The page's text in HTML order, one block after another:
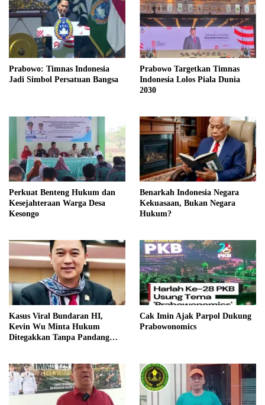
Prabowo: Timnas Indonesia
Jadi Simbol Persatuan Bangsa
Prabowo Targetkan Timnas
Indonesia Lolos Piala Dunia
2030
Perkuat Benteng Hukum dan
Kesejahteraan Warga Desa
Kesongo
Benarkah Indonesia Negara
Kekuasaan, Bukan Negara
Hukum?
Kasus Viral Bundaran HI,
Kevin Wu Minta Hukum
Ditegakkan Tanpa Pandang
Cak Imin Ajak Parpol Dukung
Prabowonomics